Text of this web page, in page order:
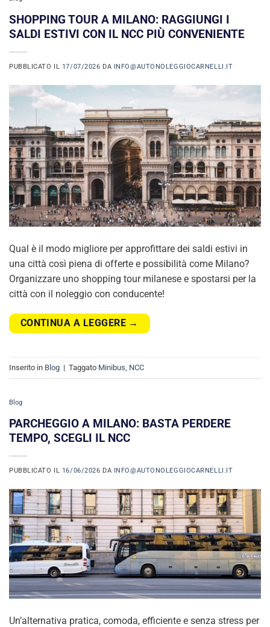
SHOPPING TOUR A MILANO: RAGGIUNGI I
SALDI ESTIVI CON IL NCC PIÙ CONVENIENTE
PUBBLICATO IL 17/07/2026 DA INFO@AUTONOLEGGIOCARNELLI.IT
Qual è il modo migliore per approfittare dei saldi estivi in
una città così piena di offerte e possibilità come Milano?
Organizzare uno shopping tour milanese e spostarsi per la
città con il noleggio con conducente!
CONTINUA A LEGGERE →
Inserito in Blog | Taggato Minibus NCC
Blog
PARCHEGGIO A MILANO: BASTA PERDERE
TEMPO, SCEGLI IL NCC
PUBBLICATO IL 16/06/2026 DA INFO@AUTONOLEGGIOCARNELLI.IT
Un’alternativa pratica, comoda, efficiente e senza stress per